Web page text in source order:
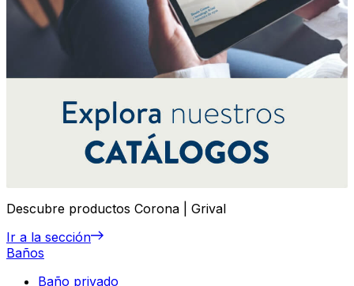
Descubre productos Corona | Grival
Ir a la sección
Baños
Baño privado